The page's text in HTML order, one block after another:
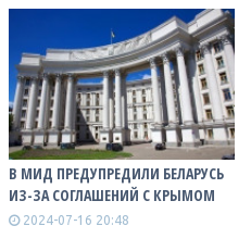
В МИД ПРЕДУПРЕДИЛИ БЕЛАРУСЬ
ИЗ-ЗА СОГЛАШЕНИЙ С КРЫМОМ
2024-07-16 20:48